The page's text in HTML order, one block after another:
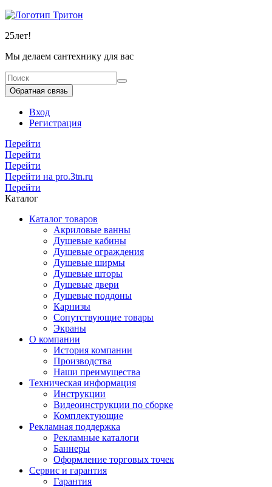
25лет!
Мы делаем сантехнику для вас
Обратная связь
Вход
Регистрация
Перейти
Перейти
Перейти
Перейти на pro.3tn.ru
Перейти
Каталог
Каталог товаров
Акриловые ванны
Душевые кабины
Душевые ограждения
Душевые ширмы
Душевые шторы
Душевые двери
Душевые поддоны
Карнизы
Сопутствующие товары
Экраны
О компании
История компании
Производства
Наши преимущества
Техническая информация
Инструкции
Видеоинструкции по сборке
Комплектующие
Рекламная поддержка
Рекламные каталоги
Баннеры
Оформление торговых точек
Сервис и гарантия
Гарантия